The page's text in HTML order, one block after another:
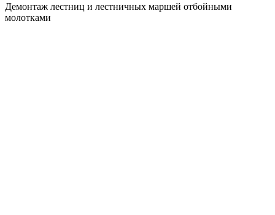
Демонтаж лестниц и лестничных маршей отбойными
молотками